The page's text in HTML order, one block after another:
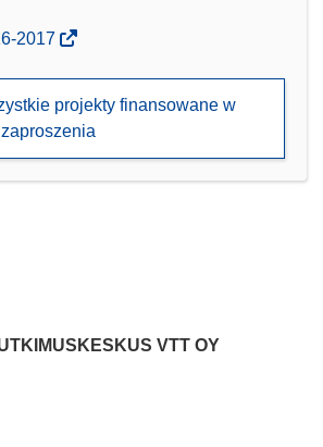
2017
projekty finansowane w
VTT OY